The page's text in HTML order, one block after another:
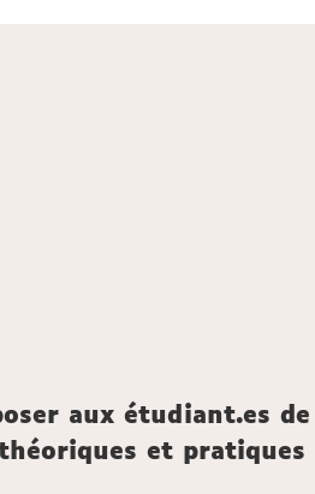
aux étudiant.es
et pratiques